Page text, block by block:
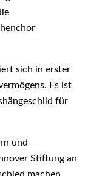
sich in erster
Es ist
für
und
Stiftung an